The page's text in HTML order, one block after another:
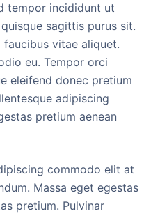
tempor incididunt ut
sagittis purus sit.
faucibus vitae aliquet.
eu. Tempor orci
eleifend donec pretium
adipiscing
pretium aenean
commodo elit at
Massa eget egestas
pretium. Pulvinar